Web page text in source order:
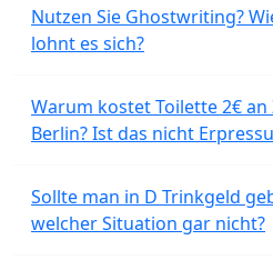
Nutzen Sie Ghostwriting?
lohnt es sich?
Warum kostet Toilette 2€
Berlin? Ist das nicht
Sollte man in D Trinkgeld
welcher Situation gar nicht?